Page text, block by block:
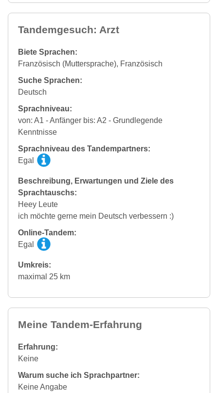
Tandemgesuch: Arzt
Biete Sprachen:
Französisch (Muttersprache), Französisch
Suche Sprachen:
Deutsch
Sprachniveau:
von: A1 - Anfänger bis: A2 - Grundlegende
Kenntnisse
Sprachniveau des Tandempartners:
Egal
Beschreibung, Erwartungen und Ziele des
Sprachtauschs:
Heey Leute
ich möchte gerne mein Deutsch verbessern :)
Online-Tandem:
Egal
Umkreis:
maximal 25 km
Meine Tandem-Erfahrung
Erfahrung:
Keine
Warum suche ich Sprachpartner:
Keine Angabe